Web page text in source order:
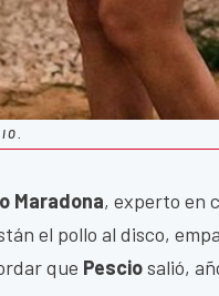
Maradona, experto en
el pollo al disco,
que Pesciosalió,